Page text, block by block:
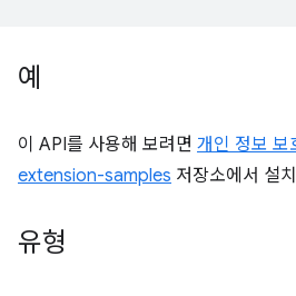
예
이 API를 사용해 보려면 개인 정보 보
extension-samples 저장소에서 설
유형